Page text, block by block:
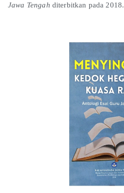
Jawa Tengah diterbitkan pada 2018.